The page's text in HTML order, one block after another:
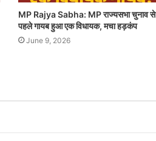
MP Rajya Sabha: MP राज्यसभा चुनाव से
पहले गायब हुआ एक विधायक, मचा हड़कंप
June 9, 2026